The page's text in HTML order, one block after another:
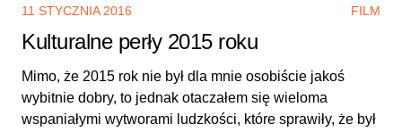
11 STYCZNIA 2016 FILM
Kulturalne perły 2015 roku
Mimo, że 2015 rok nie był dla mnie osobiście jakoś
wybitnie dobry, to jednak otaczałem się wieloma
wspaniałymi wytworami ludzkości, które sprawiły, że był